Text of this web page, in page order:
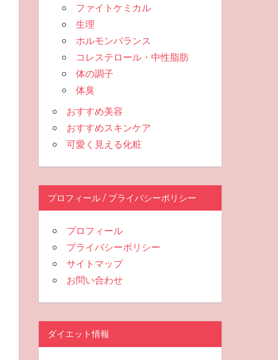
ファイトケミカル
生理
ホルモンバランス
コレステロール・中性脂肪
体の調子
体臭
おすすめ美容
おすすめスキンケア
可愛く見える化粧
プロフィール / プライバシーポリシー
プロフィール
プライバシーポリシー
サイトマップ
お問い合わせ
ダイエット情報